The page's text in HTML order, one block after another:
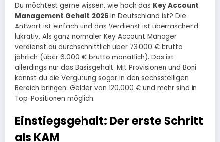
Du möchtest gerne wissen, wie hoch das Key Account
Management Gehalt 2026 in Deutschland ist? Die
Antwort ist einfach und das Verdienst ist überraschend
lukrativ. Als ganz normaler Key Account Manager
verdienst du durchschnittlich über 73.000 € brutto
jährlich (über 6.000 € brutto monatlich). Das ist
allerdings nur das Basisgehalt. Mit Provisionen und Boni
kannst du die Vergütung sogar in den sechsstelligen
Bereich bringen. Gelder von 120.000 € und mehr sind in
Top-Positionen möglich.
Einstiegsgehalt: Der erste Schritt
als KAM